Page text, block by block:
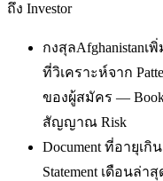
ถึง Investor
กงสุลAfghanistanเ
ที่วิเคราะห์จาก
ของผู้สมัคร —
สัญญาณ Risk
Document ที่อายุเ
Statement เดือนล่